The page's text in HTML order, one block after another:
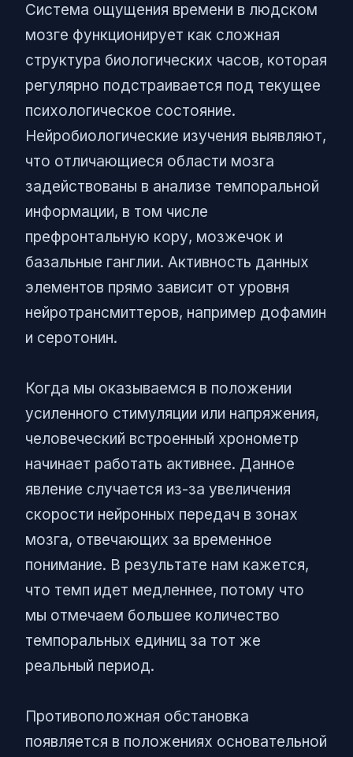
Система ощущения времени в людском
мозге функционирует как сложная
структура биологических часов, которая
регулярно подстраивается под текущее
психологическое состояние.
Нейробиологические изучения выявляют,
что отличающиеся области мозга
задействованы в анализе темпоральной
информации, в том числе
префронтальную кору, мозжечок и
базальные ганглии. Активность данных
элементов прямо зависит от уровня
нейротрансмиттеров, например дофамин
и серотонин.
Когда мы оказываемся в положении
усиленного стимуляции или напряжения,
человеческий встроенный хронометр
начинает работать активнее. Данное
явление случается из-за увеличения
скорости нейронных передач в зонах
мозга, отвечающих за временное
понимание. В результате нам кажется,
что темп идет медленнее, потому что
мы отмечаем большее количество
темпоральных единиц за тот же
реальный период.
Противоположная обстановка
появляется в положениях основательной